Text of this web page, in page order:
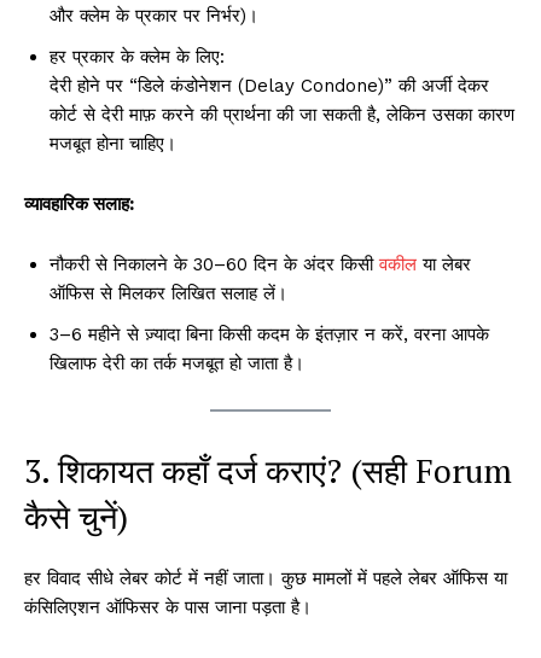
और क्लेम के प्रकार पर निर्भर)।
हर प्रकार के क्लेम के लिए:
देरी होने पर “डिले कंडोनेशन (Delay Condone)” की अर्जी देकर
कोर्ट से देरी माफ़ करने की प्रार्थना की जा सकती है, लेकिन उसका कारण
मजबूत होना चाहिए।
व्यावहारिक सलाह:
नौकरी से निकालने के 30–60 दिन के अंदर किसीवकील या लेबर
ऑफिस से मिलकर लिखित सलाह लें।
3–6 महीने से ज़्यादा बिना किसी कदम के इंतज़ार न करें, वरना आपके
खिलाफ देरी का तर्क मजबूत हो जाता है।
3. शिकायत कहाँ दर्ज कराएं? (सही Forum
कैसे चुनें)
हर विवाद सीधे लेबर कोर्ट में नहीं जाता। कुछ मामलों में पहले लेबर ऑफिस या
कंसिलिएशन ऑफिसर के पास जाना पड़ता है।